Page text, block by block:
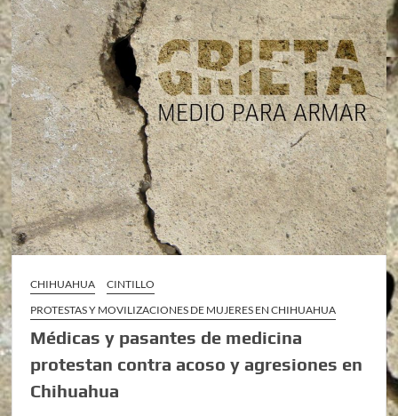
CHIHUAHUA
CINTILLO
PROTESTAS Y MOVILIZACIONES DE MUJERES EN CHIHUAHUA
Médicas y pasantes de medicina
protestan contra acoso y agresiones en
Chihuahua